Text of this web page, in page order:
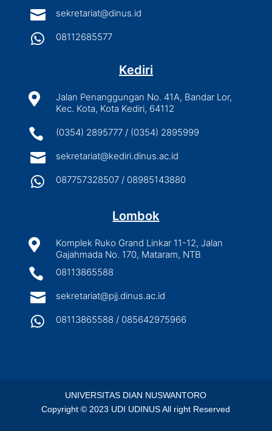
 sekretariat@dinus.id
 08112685577
Kediri

Jalan Penanggungan No. 41A, Bandar Lor,
Kec. Kota, Kota Kediri, 64112
 (0354) 2895777 / (0354) 2895999
 sekretariat@kediri.dinus.ac.id
 087757328507 / 08985143880
Lombok

Komplek Ruko Grand Linkar 11-12, Jalan
Gajahmada No. 170, Mataram, NTB
 08113865588
 sekretariat@pjj.dinus.ac.id
 08113865588 / 085642975966
UNIVERSITAS DIAN NUSWANTORO
Copyright © 2023 UDI UDINUS All right Reserved